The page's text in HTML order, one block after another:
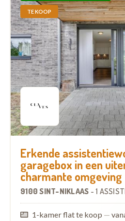
TE KOOP
Erkende
garagebox in een
charmante omgeving
9100 SINT-NIKLAAS - 1
1-kamer flat te koop —